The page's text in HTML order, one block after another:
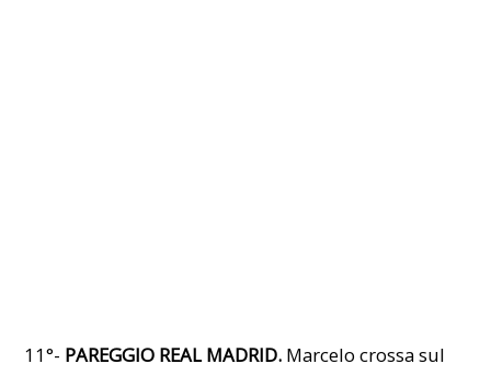
11°- PAREGGIO REAL MADRID. Marcelo crossa sul